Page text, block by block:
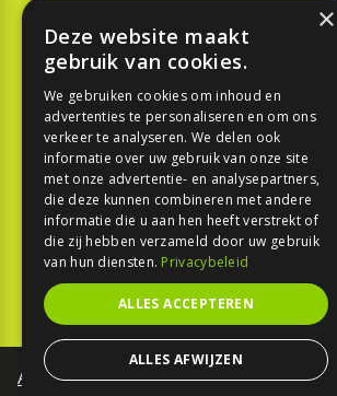
KOOPGIDS
TESTEN
SPORT
REPORTAGE
TOUREN
NIEUWSBRIEF
Algemene voorwaarden
×
Deze website maakt
gebruik van cookies.
We gebruiken cookies om inhoud en
advertenties te personaliseren en om ons
verkeer te analyseren. We delen ook
informatie over uw gebruik van onze site
met onze advertentie- en analysepartners,
die deze kunnen combineren met andere
informatie die u aan hen heeft verstrekt of
die zij hebben verzameld door uw gebruik
van hun diensten. Privacybeleid
ALLES ACCEPTEREN
ALLES AFWIJZEN